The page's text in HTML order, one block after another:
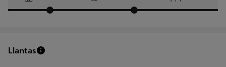
Llantas